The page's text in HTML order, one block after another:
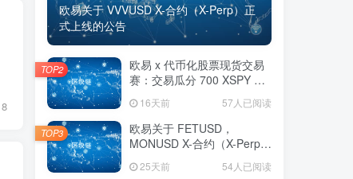
8
欧易关于 VVVUSD X-合约（X-Perp）正
式上线的公告
欧易 x 代币化股票现货交易
赛：交易瓜分 700 XSPY 奖
16天前 57人已阅读
TOP2
欧易关于 FETUSD，
MONUSD X-合约（X-Perp）
25天前 54人已阅读
TOP3